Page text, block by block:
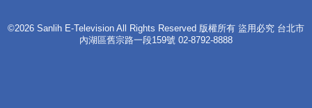
©2026 Sanlih E-Television All Rights Reserved 版權所有 盜用必究 台北市
內湖區舊宗路一段159號 02-8792-8888